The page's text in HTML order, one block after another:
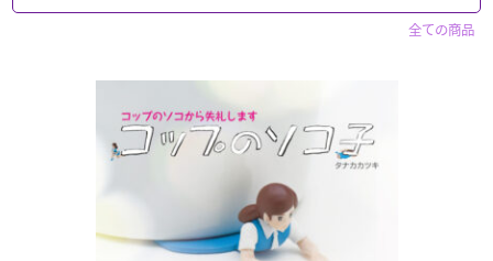
ボックス入り
鉄人２８号
ルパン三世
パペットマスター
仮面ライダー
スポーン
マクロス
エリート・フォース
「フィギュア」全て
トミーテック
CAR・NEL
PREMiUM・X
WiT'S
警察 消防
フィギュア
食玩など
奇譚クラブ
ワンピース
全ての商品